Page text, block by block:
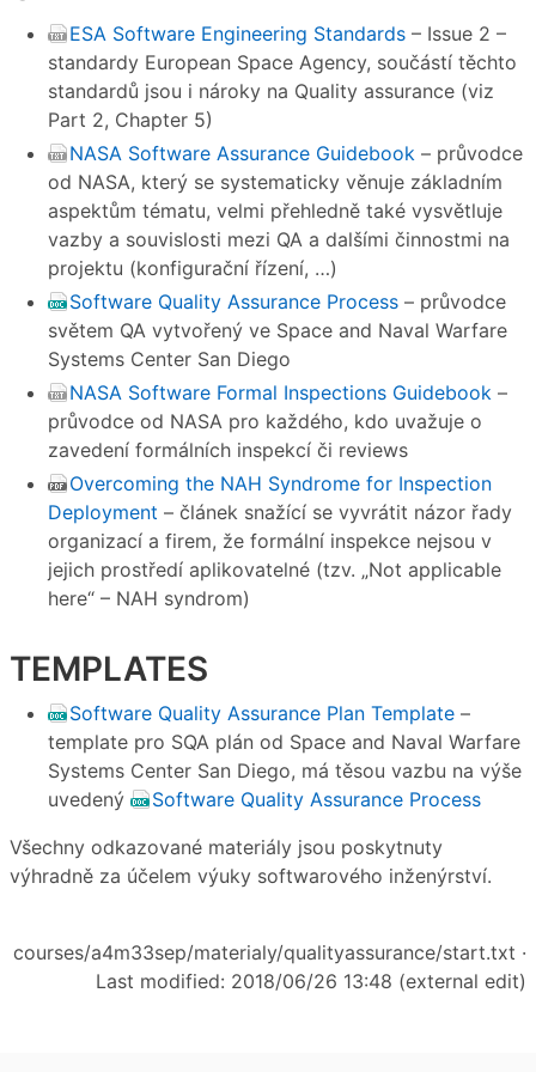
ESA Software Engineering Standards – Issue 2 –
standardy European Space Agency, součástí těchto
standardů jsou i nároky na Quality assurance (viz
Part 2, Chapter 5)
NASA Software Assurance Guidebook – průvodce
od NASA, který se systematicky věnuje základním
aspektům tématu, velmi přehledně také vysvětluje
vazby a souvislosti mezi QA a dalšími činnostmi na
projektu (konfigurační řízení, …)
Software Quality Assurance Process – průvodce
světem QA vytvořený ve Space and Naval Warfare
Systems Center San Diego
NASA Software Formal Inspections Guidebook –
průvodce od NASA pro každého, kdo uvažuje o
zavedení formálních inspekcí či reviews
Overcoming the NAH Syndrome for Inspection
Deployment – článek snažící se vyvrátit názor řady
organizací a firem, že formální inspekce nejsou v
jejich prostředí aplikovatelné (tzv. „Not applicable
here“ – NAH syndrom)
TEMPLATES
Software Quality Assurance Plan Template –
template pro SQA plán od Space and Naval Warfare
Systems Center San Diego, má těsou vazbu na výše
uvedený
Software Quality Assurance Process
Všechny odkazované materiály jsou poskytnuty
výhradně za účelem výuky softwarového inženýrství.
courses/a4m33sep/materialy/qualityassurance/start.txt ·
Last modified: 2018/06/26 13:48 (external edit)